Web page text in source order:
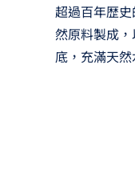
超過百年歴
然原料製成
底，充滿天然